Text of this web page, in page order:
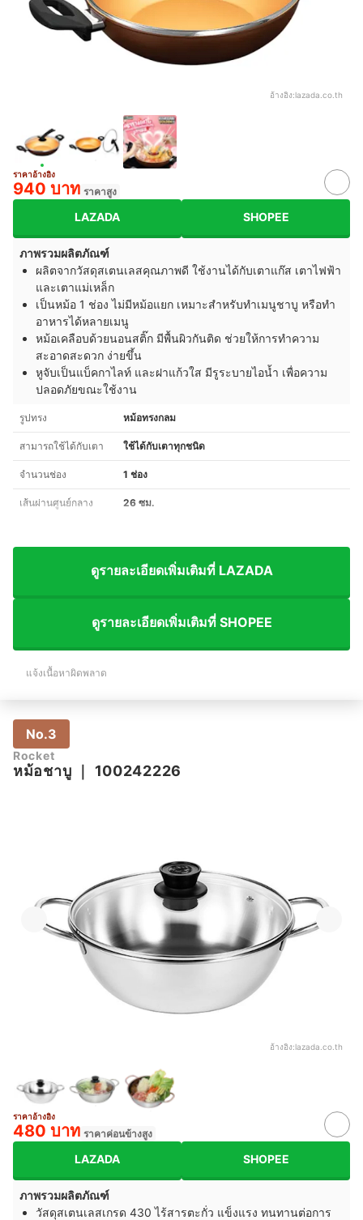
อ้างอิง:lazada.co.th
ราคาอ้างอิง
940 บาท ราคาสูง
LAZADA SHOPEE
ภาพรวมผลิตภัณฑ์
ผลิตจากวัสดุสเตนเลสคุณภาพดี ใช้งานได้กับเตาแก๊ส เตาไฟฟ้า
และเตาแม่เหล็ก
เป็นหม้อ 1 ช่อง ไม่มีหม้อแยก เหมาะสำหรับทำเมนูชาบู หรือทำ
อาหารได้หลายเมนู
หม้อเคลือบด้วยนอนสติ๊ก มีพื้นผิวกันติด ช่วยให้การทำความ
สะอาดสะดวก ง่ายขึ้น
หูจับเป็นแบ็คกาไลท์ และฝาแก้วใส มีรูระบายไอน้ำ เพื่อความ
ปลอดภัยขณะใช้งาน
รูปทรง หม้อทรงกลม
สามารถใช้ได้กับเตา ใช้ได้กับเตาทุกชนิด
จำนวนช่อง 1 ช่อง
เส้นผ่านศูนย์กลาง 26 ซม.
ดูรายละเอียดเพิ่มเติมที่ LAZADA
ดูรายละเอียดเพิ่มเติมที่ SHOPEE
แจ้งเนื้อหาผิดพลาด
No.3
Rocket
หม้อชาบู 100242226
อ้างอิง:lazada.co.th
ราคาอ้างอิง
480 บาท ราคาค่อนข้างสูง
LAZADA SHOPEE
ภาพรวมผลิตภัณฑ์
วัสดุสเตนเลสเกรด 430 ไร้สารตะกั่ว แข็งแรง ทนทานต่อการ